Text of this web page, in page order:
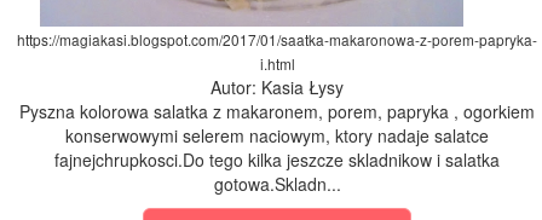
https://magiakasi.blogspot.com/2017/01/saatka-makaronowa-z-porem-papryka-
i.html
Autor: Kasia Łysy
Pyszna kolorowa salatka z makaronem, porem, papryka , ogorkiem
konserwowymi selerem naciowym, ktory nadaje salatce
fajnejchrupkosci.Do tego kilka jeszcze skladnikow i salatka
gotowa.Skladn...